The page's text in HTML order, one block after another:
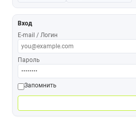
Вход
E-mail / Логин
Пароль
Запомнить